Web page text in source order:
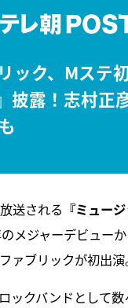
ック、Mステ
披露！志村正
送される 『ミュー
メジャーデビュー
ァブリックが初出演
ックバンドとして